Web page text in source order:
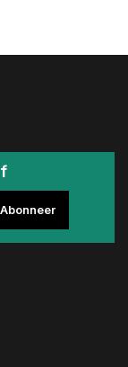
Abonneer